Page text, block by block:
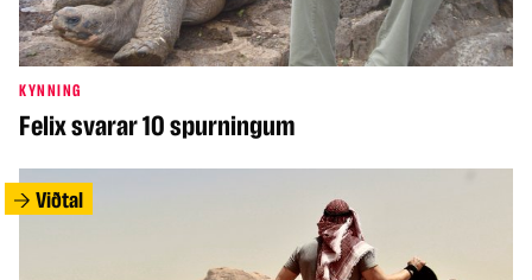
KYNNING
Felix svarar 10 spurningum
Viðtal